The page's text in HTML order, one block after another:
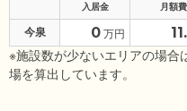
入居金 月額
今泉 0 万円
※施設数が少ないエリアの場合
場を算出しています。